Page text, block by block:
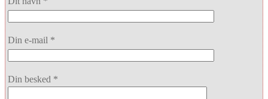
Din e-mail *
Din besked *